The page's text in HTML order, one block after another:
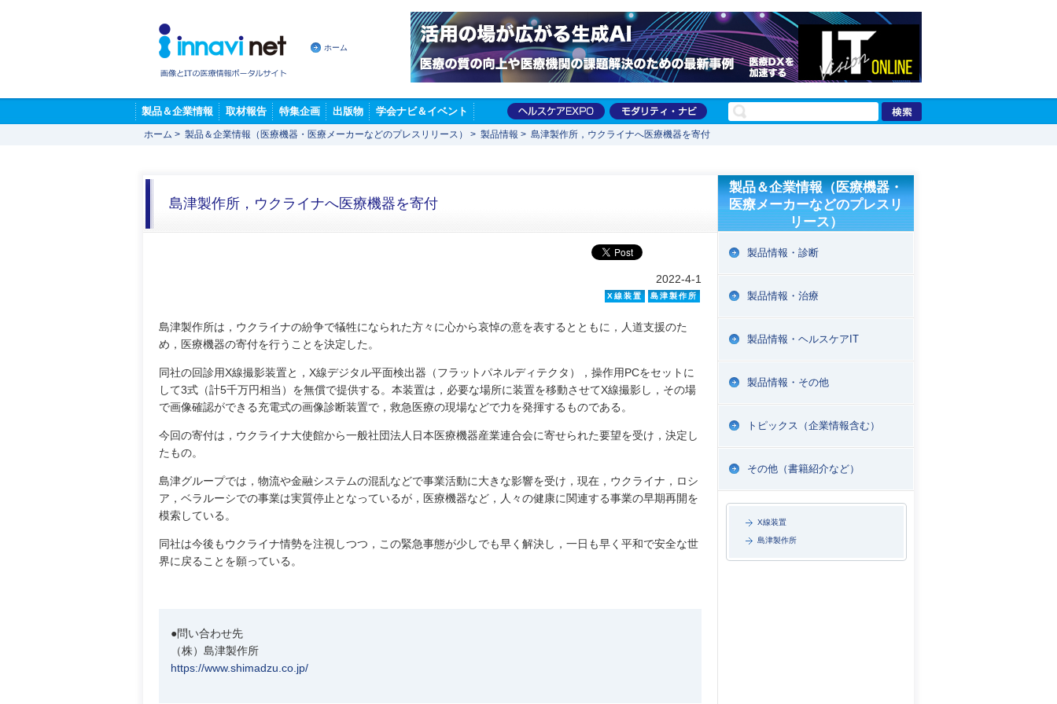
ホーム
製品＆企業情報 取材報告 特集企画 出版物 学会ナビ＆イベント
ホーム > 製品＆企業情報（医療機器・医療メーカーなどのプレスリリース） > 製品情報 > 島津製作所，ウクライナへ医療機器を寄付
島津製作所，ウクライナへ医療機器を寄付
2022-4-1
X線装置 島津製作所
島津製作所は，ウクライナの紛争で犠牲になられた方々に心から哀悼の意を表するとともに，人道支援のた
め，医療機器の寄付を行うことを決定した。
同社の回診用X線撮影装置と，X線デジタル平面検出器（フラットパネルディテクタ），操作用PCをセットに
して3式（計5千万円相当）を無償で提供する。本装置は，必要な場所に装置を移動させてX線撮影し，その場
で画像確認ができる充電式の画像診断装置で，救急医療の現場などで力を発揮するものである。
今回の寄付は，ウクライナ大使館から一般社団法人日本医療機器産業連合会に寄せられた要望を受け，決定し
たもの。
島津グループでは，物流や金融システムの混乱などで事業活動に大きな影響を受け，現在，ウクライナ，ロシ
ア，ベラルーシでの事業は実質停止となっているが，医療機器など，人々の健康に関連する事業の早期再開を
模索している。
同社は今後もウクライナ情勢を注視しつつ，この緊急事態が少しでも早く解決し，一日も早く平和で安全な世
界に戻ることを願っている。
●問い合わせ先
（株）島津製作所
https://www.shimadzu.co.jp/
製品＆企業情報（医療機器・
医療メーカーなどのプレスリ
リース）
製品情報・診断
製品情報・治療
製品情報・ヘルスケアIT
製品情報・その他
トピックス（企業情報含む）
その他（書籍紹介など）
X線装置
島津製作所